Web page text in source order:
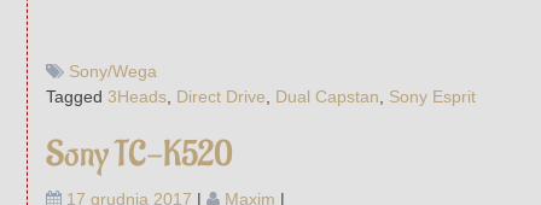
Sony/Wega
Tagged3Heads Direct Drive Dual Capstan Sony Esprit
Sony TC-K520
17 grudnia 2017 | Maxim |